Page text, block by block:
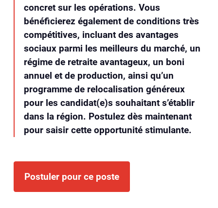
concret sur les opérations. Vous
bénéficierez également de conditions très
compétitives, incluant des avantages
sociaux parmi les meilleurs du marché, un
régime de retraite avantageux, un boni
annuel et de production, ainsi qu’un
programme de relocalisation généreux
pour les candidat(e)s souhaitant s’établir
dans la région. Postulez dès maintenant
pour saisir cette opportunité stimulante.
Postuler pour ce poste